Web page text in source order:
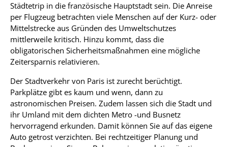
Städtetrip in die französische Hauptstadt sein. Die Anreise
per Flugzeug betrachten viele Menschen auf der Kurz- oder
Mittelstrecke aus Gründen des Umweltschutzes
mittlerweile kritisch. Hinzu kommt, dass die
obligatorischen Sicherheitsmaßnahmen eine mögliche
Zeitersparnis relativieren.
Der Stadtverkehr von Paris ist zurecht berüchtigt.
Parkplätze gibt es kaum und wenn, dann zu
astronomischen Preisen. Zudem lassen sich die Stadt und
ihr Umland mit dem dichten Metro -und Busnetz
hervorragend erkunden. Damit können Sie auf das eigene
Auto getrost verzichten. Bei rechtzeitiger Planung und